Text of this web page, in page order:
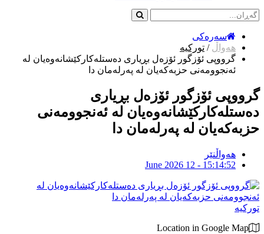
سەرەکی
هەواڵ / تورکیە
گرووپی ئۆزگور ئۆزەل بڕیاری دەستلەکارکێشانەوەیان لە
ئەنجوومەنی حزبەکەیان لە پەرلەمان دا
گرووپی ئۆزگور ئۆزەل بڕیاری
دەستلەکارکێشانەوەیان لە ئەنجوومەنی
حزبەکەیان لە پەرلەمان دا
هەواڵنێر
June 2026 12 - 15:14:52
تورکیە
Location in Google Map